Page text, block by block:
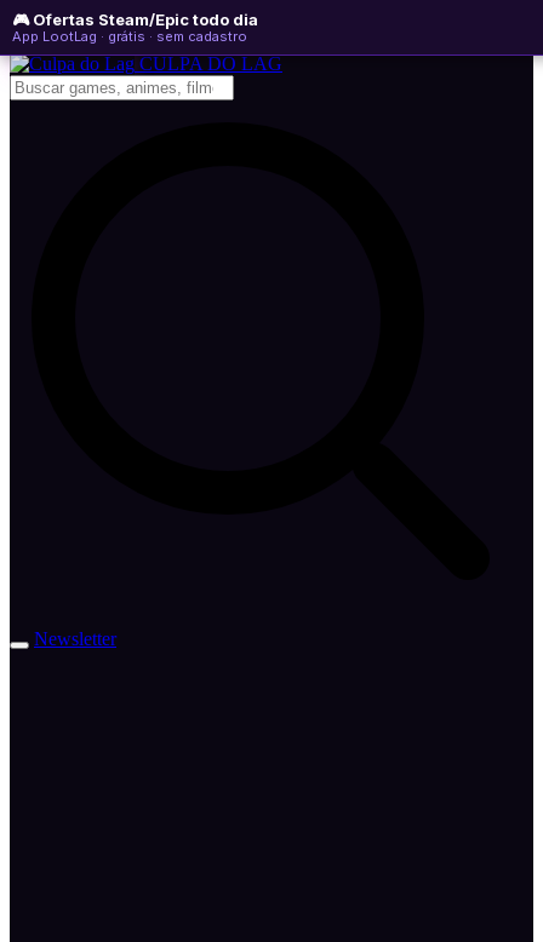
🎮 Ofertas Steam/Epic todo dia
App LootLag · grátis · sem cadastro
domingo, 09 de agosto de 2026 WhatsApp
Newsletter
CULPA DO LAG
Newsletter